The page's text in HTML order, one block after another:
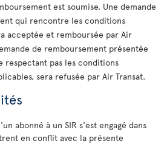
est soumise. Une demande
qui rencontre les conditions
acceptée et remboursée par Air
de remboursement présentée
respectant pas les conditions
sera refusée par Air Transat.
abonné à un SIR s'est engagé dans
en conflit avec la présente